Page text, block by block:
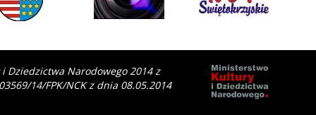
Narodowego 2014 z
14/FPK/NCK z dnia 08.05.2014